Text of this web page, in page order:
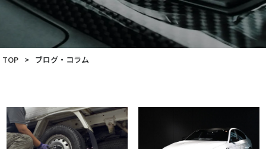
TOP > ブログ・コラム